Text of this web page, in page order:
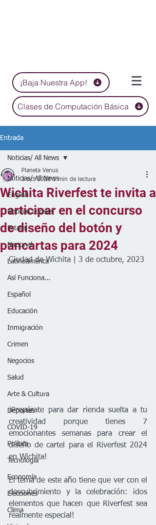
¡Baja Nuestra App!
Clases de Computación Básica
Entrada
Noticias/ All News
English
Noticias Locales
Estatal
Nacional
Latinoamérica
Así Funciona...
Español
Educación
Inmigración
Crimen
Negocios
Salud
Arte & Cultura
Deportes
COVID-19
Política
Tecnología
Economía
Elecciones
Clima
Noticias/ All News
Wichita Riverfest te invita a
participar en el concurso
de diseño del botón y
pancartas para 2024
Planeta Venus
3 oct 2023 1 min de lectura
Ciudad de Wichita | 3 de octubre, 2023
¡Prepárate para dar rienda suelta a tu
creatividad porque tienes 7
emocionantes semanas para crear el
diseño de cartel para el Riverfest 2024
en Wichita!
El tema de este año tiene que ver con el
descubrimiento y la celebración: ¡dos
elementos que hacen que Riverfest sea
realmente especial!